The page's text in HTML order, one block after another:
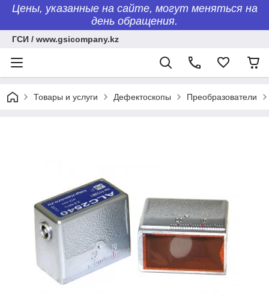
Цены, указанные на сайте, могут меняться на
день обращения.
ГСИ / www.gsicompany.kz
Товары и услуги Дефектоскопы Преобразователи